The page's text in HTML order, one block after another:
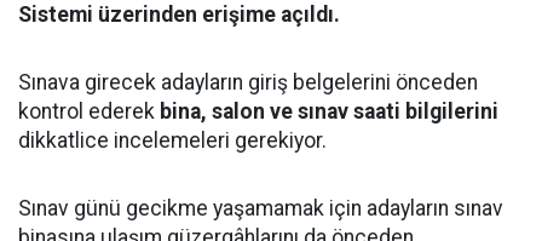
Sistemi üzerinden erişime açıldı.
Sınava girecek adayların giriş belgelerini önceden
kontrol ederek bina, salon ve sınav saati bilgilerini
dikkatlice incelemeleri gerekiyor.
Sınav günü gecikme yaşamamak için adayların sınav